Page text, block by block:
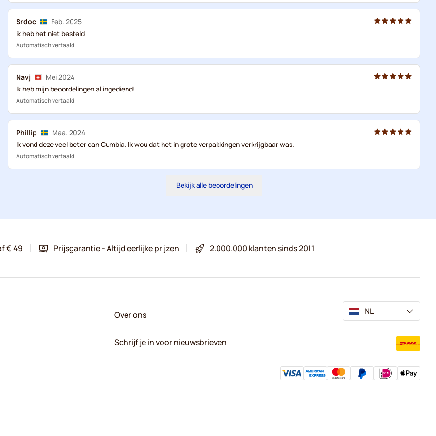
Srdoc
Feb. 2025
ik heb het niet besteld
Automatisch vertaald
Navj
Mei 2024
Ik heb mijn beoordelingen al ingediend!
Automatisch vertaald
Phillip
Maa. 2024
Ik vond deze veel beter dan Cumbia. Ik wou dat het in grote verpakkingen verkrijgbaar was.
Automatisch vertaald
Bekijk alle beoordelingen
€ 49 Prijsgarantie - Altijd eerlijke prijzen 2.000.000 klanten sinds 2011
Over ons
Schrijf je in voor nieuwsbrieven
NL